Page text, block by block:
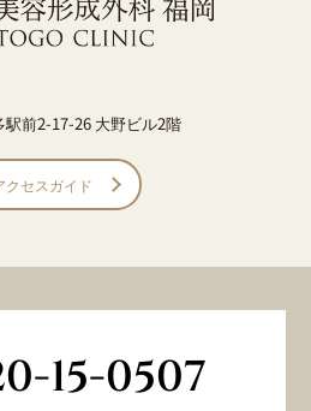
前2-17-26 大野ビル2階
クセスガイド
15-0507